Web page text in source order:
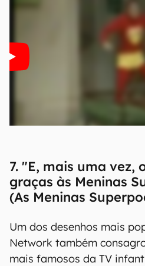
7. "E, mais uma vez,
graças às Meninas
(As Meninas
Um dos desenhos mais
Network também
mais famosos da TV